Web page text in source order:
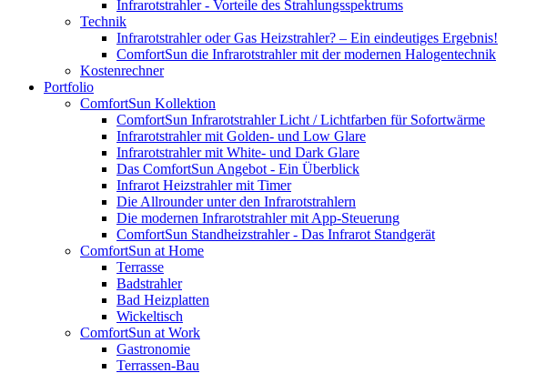
Infrarotstrahler - Vorteile des Strahlungsspektrums
Technik
Infrarotstrahler oder Gas Heizstrahler? – Ein eindeutiges Ergebnis!
ComfortSun die Infrarotstrahler mit der modernen Halogentechnik
Kostenrechner
Portfolio
ComfortSun Kollektion
ComfortSun Infrarotstrahler Licht / Lichtfarben für Sofortwärme
Infrarotstrahler mit Golden- und Low Glare
Infrarotstrahler mit White- und Dark Glare
Das ComfortSun Angebot - Ein Überblick
Infrarot Heizstrahler mit Timer
Die Allrounder unter den Infrarotstrahlern
Die modernen Infrarotstrahler mit App-Steuerung
ComfortSun Standheizstrahler - Das Infrarot Standgerät
ComfortSun at Home
Terrasse
Badstrahler
Bad Heizplatten
Wickeltisch
ComfortSun at Work
Gastronomie
Terrassen-Bau